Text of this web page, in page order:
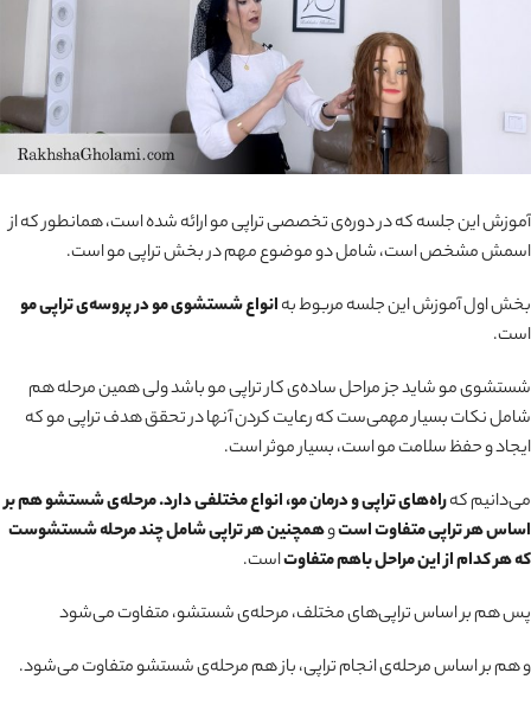
آموزش این جلسه که در دوره‌ی تخصصی تراپی مو ارائه شده است، همانطور که از
اسمش مشخص است، شامل دو موضوع مهم در بخش تراپی مو است.
بخش اول آموزش این جلسه مربوط بهانواع شستشوی مو در پروسه‌ی تراپی مو
است.
شستشوی مو شاید جز مراحل ساده‌ی کار تراپی مو باشد ولی همین مرحله هم
شامل نکات بسیار مهمی‌ست که رعایت کردن آنها در تحقق هدف تراپی مو که
ایجاد و حفظ سلامت مو است، بسیار موثر است.
می‌دانیم کهراه‌های تراپی و درمان مو، انواع مختلفی دارد. مرحله‌ی شستشو هم بر
اساس هر تراپی متفاوت استوهمچنین هر تراپی شامل چند مرحله شستشوست
که هر کدام از این مراحل باهم متفاوتاست.
پس هم بر اساس تراپی‌های مختلف، مرحله‌ی شستشو، متفاوت می‌شود
و هم بر اساس مرحله‌ی انجام تراپی، باز هم مرحله‌ی شستشو متفاوت می‌شود.